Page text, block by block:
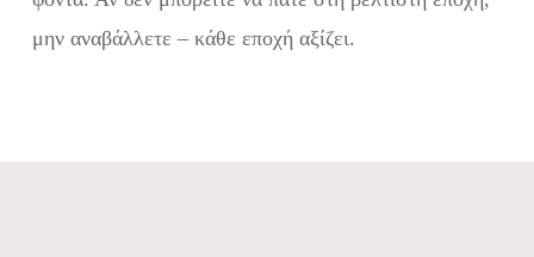
μην αναβάλλετε – κάθε εποχή αξίζει.